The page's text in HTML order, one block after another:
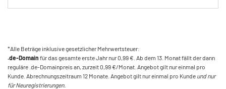
*Alle Beträge inklusive gesetzlicher Mehrwertsteuer:
.de-Domain für das gesamte erste Jahr nur 0,99 €. Ab dem 13. Monat fällt der dann
reguläre .de-Domainpreis an, zurzeit 0,99 €/Monat. Angebot gilt nur einmal pro
Kunde. Abrechnungszeitraum 12 Monate. Angebot gilt nur einmal pro Kunde und nur
für Neuregistrierungen.